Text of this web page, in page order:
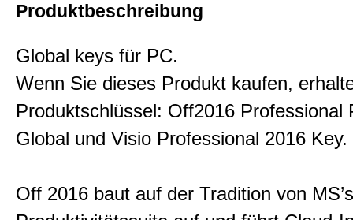
Produktbeschreibung
Global keys für PC.
Wenn Sie dieses Produkt kaufen,
Produktschlüssel: Off2016 Professional
Global und Visio Professional 2016 Key.
Off 2016 baut auf der Tradition von